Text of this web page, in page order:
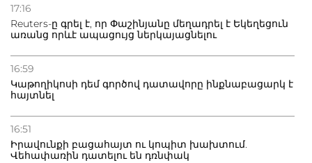
17:16
Reuters-ը գրել է, որ Փաշինյանը մեղադրել է Եկեղեցուն
առանց որևէ ապացույց ներկայացնելու
16:59
Կաթողիկոսի դեմ գործով դատավորը ինքնաբացարկ է
հայտնել
16:51
Իրավունքի բացահայտ ու կոպիտ խախտում.
Վեհափառին դատելու են դռնփակ
Բաքվի բանտից գեներալ Մանուկյանը դիմել է
Փաշինյանին